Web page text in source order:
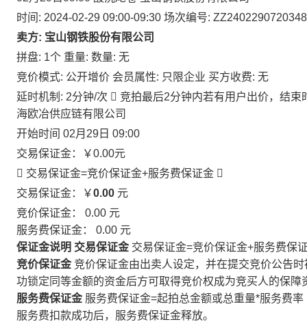
时间: 2024-02-29 09:00-09:30 场次编号: ZZ2402290720348
卖方: 宝山钢铁股份有限公司
拼盘: 1个 重量: 数量: 无
竞价模式: 公开增价 会员属性: 只限企业 买方收费: 无
延时机制: 2分钟/次  竞拍最后2分钟内若有用户出价，结
海欧冶供应链有限公司
开始时间 02月29日 09:00
交易保证金：
￥0.00元
 交易保证金=竞价保证金+服务费保证金 
交易保证金：￥0.00 元
竞价保证金： 0.00 元
服务费保证金： 0.00 元
保证金说明 交易保证金 交易保证金=竞价保证金+服务费保
竞价保证金 竞价保证金由出卖人设定，并在提交竞价公告
功锁定同等金额的资金后方可取得竞价权成为竞买人的保障
服务费保证金 服务费保证金=起拍总金额或总重量*服务费率
服务费扣款成功后，服务费保证金释放。